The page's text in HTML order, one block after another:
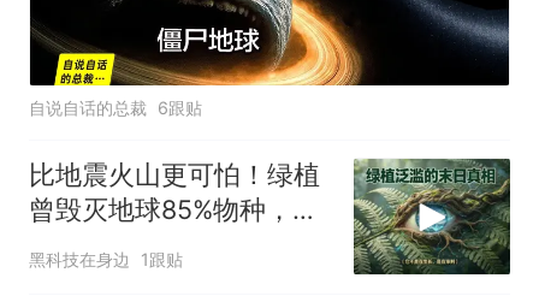
自说自话的总裁 6跟贴
比地震火山更可怕！绿植
曾毁灭地球85%物种，真
相颠覆所有人认知
黑科技在身边 1跟贴